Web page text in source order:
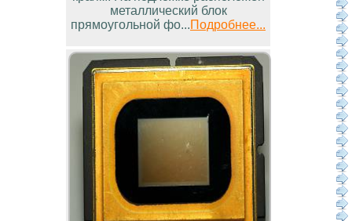
металлический блок
прямоугольной фо...Подробнее...